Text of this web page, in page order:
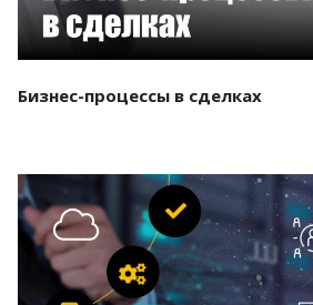
Бизнес-процессы в сделках